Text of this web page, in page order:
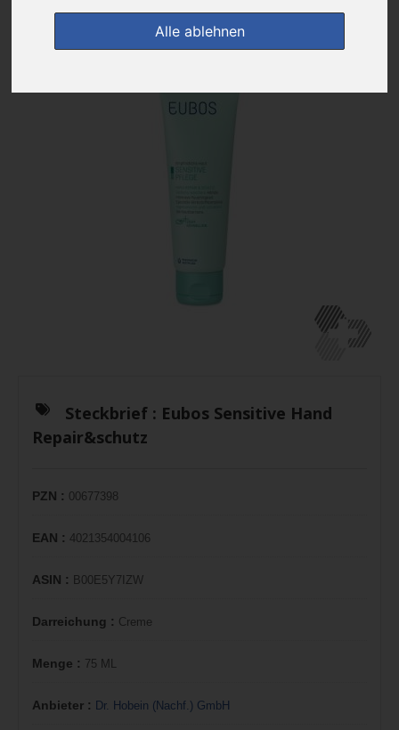
Alle ablehnen
zur Einkaufsliste
Steckbrief : Eubos Sensitive Hand
Repair&schutz
PZN : 00677398
EAN : 4021354004106
ASIN : B00E5Y7IZW
Darreichung : Creme
Menge : 75 ML
Anbieter : Dr. Hobein (Nachf.) GmbH